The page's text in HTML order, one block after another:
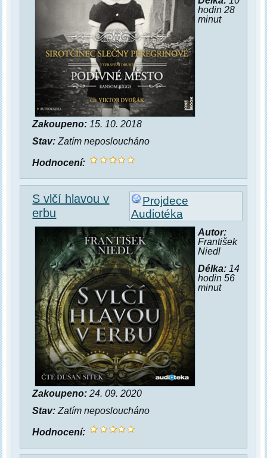
hodin 28
minut
Zakoupeno: 15. 10. 2018
Stav: Zatím neposloucháno
Hodnocení:
Projdece
Audiotéka
S vlčí hlavou v
erbu
Autor:
František
Niedl
Délka:14
hodin 56
minut
Zakoupeno: 24. 09. 2020
Stav: Zatím neposloucháno
Hodnocení: